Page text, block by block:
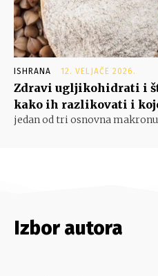
ISHRANA 12. VELJAČE 2026.
Zdravi ugljikohidrati i
kako ih razlikovati i
jedan od tri osnovna
Izbor autora